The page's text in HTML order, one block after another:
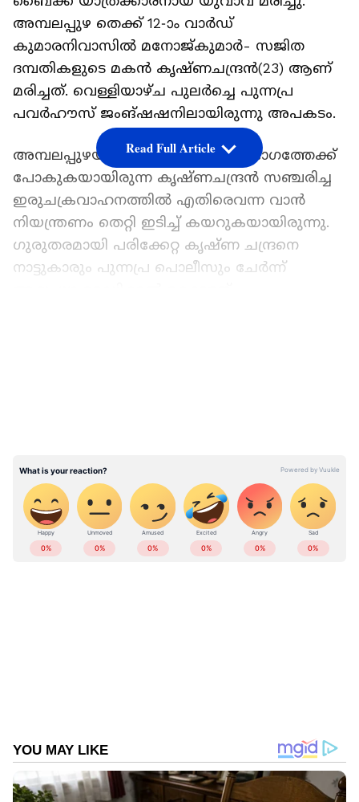
അമ്പലപ്പുഴ തെക്ക് 12-ാം വാർഡ്
കുമാരനിവാസിൽ മനോജ്കുമാർ- സജിത
ദമ്പതികളുടെ മകൻ കൃഷ്ണചന്ദ്രൻ(23) ആണ്
മരിച്ചത്. വെള്ളിയാഴ്ച പുലർച്ചെ പുന്നപ്ര
പവർഹൗസ് ജംങ്ഷഷനിലായിരുന്നു അപകടം.
അമ്പലപ്പുഴയിൽ നിന്നും ആലപ്പുഴ ഭാഗത്തേക്ക്
പോകുകയായിരുന്ന കൃഷ്ണചന്ദ്രൻ സഞ്ചരിച്ച
ഇരുചക്രവാഹനത്തിൽ എതിരെവന്ന വാൻ
നിയന്ത്രണം തെറ്റി ഇടിച്ച് കയറുകയായിരുന്നു.
ഗുരുതരമായി പരിക്കേറ്റ കൃഷ്ണ ചന്ദ്രനെ
നാട്ടുകാരും പുന്നപ്ര പൊലീസും ചേർന്ന്
കയറിയിരുന്നു, ഡാഷ് ബോർഡ് തകർത്ത്
നടത്തിയ മോഷണം, പിടിയിൽ
Read Full Article
ABOUT THE AUTHOR